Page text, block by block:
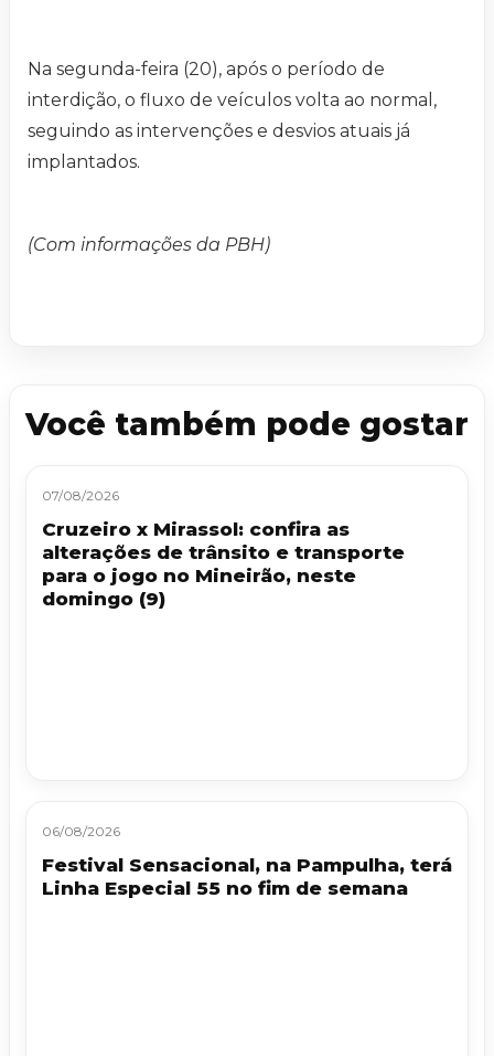
Na segunda-feira (20), após o período de
interdição, o fluxo de veículos volta ao normal,
seguindo as intervenções e desvios atuais já
implantados.
(Com informações da PBH)
Você também pode gostar
07/08/2026
Cruzeiro x Mirassol: confira as
alterações de trânsito e transporte
para o jogo no Mineirão, neste
domingo (9)
06/08/2026
Festival Sensacional, na Pampulha, terá
Linha Especial 55 no fim de semana